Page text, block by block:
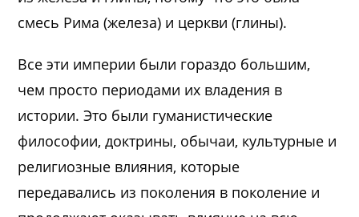
смесь Рима (железа) и церкви (глины).
Все эти империи были гораздо большим,
чем просто периодами их владения в
истории. Это были гуманистические
философии, доктрины, обычаи, культурные и
религиозные влияния, которые
передавались из поколения в поколение и